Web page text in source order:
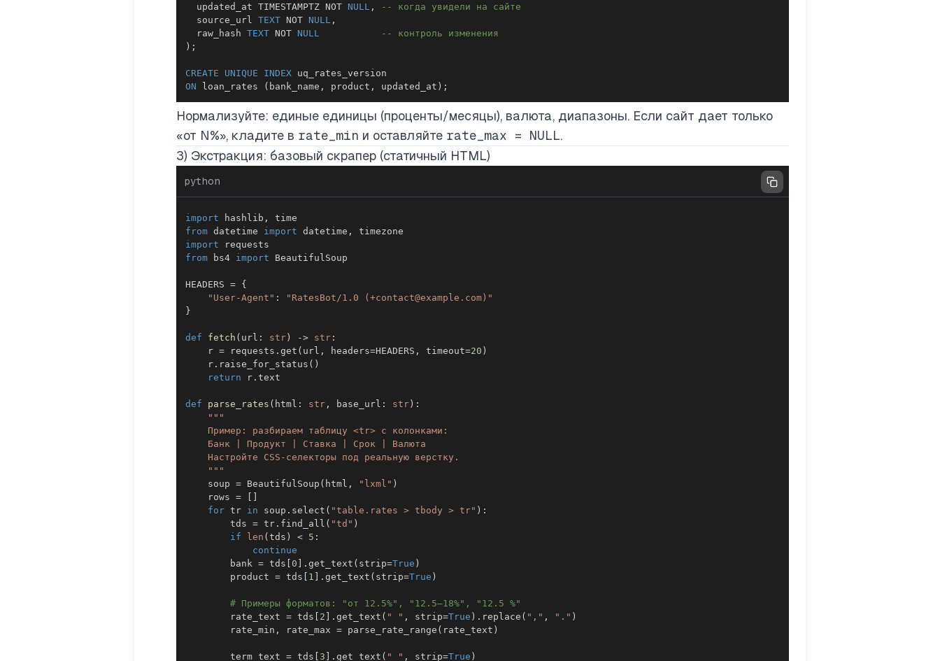
  updated_at TIMESTAMPTZ
NOT NULL ,
-- когда увидели на сайте
  source_url
TEXT NOT NULL ,
  raw_hash
TEXT NOT NULL
-- контроль изменения
) ;
CREATE UNIQUE INDEX
ON loan_rates ( bank_name , product , updated_at ) ;
Нормализуйте: единые единицы (проценты/месяцы), валюта, диапазоны. Если сайт дает только
«от N%», кладите в rate_min и оставляйте rate_max = NULL.
3) Экстракция: базовый скрапер (статичный HTML)
python
import hashlib ,
from datetime import datetime ,
import
from bs4 import
HEADERS = {
"User-Agent" :
"RatesBot/1.0 (+contact@example.com)"
}
def fetch ( url : str) -> str :
    r
= requests . get ( url , headers=HEADERS , timeout=20 )
    r
. raise_for_status ( )
return r .
def parse_rates ( html : str , base_url : str) :
    """
    soup
= BeautifulSoup ( html , "lxml" )
    rows
= [ ]
for tr in soup . select ( "table.rates > tbody > tr" ) :
        tds
= tr . find_all ( "td" )
if
len (tds ) < 5 :
continue
        bank
= tds [0 ] . get_text ( strip=True )
        product
= tds [ 1 ] . get_text ( strip=True )
# Примеры форматов: "от 12.5%", "12.5–18%", "12.5 %"
        rate_text
= tds [ 2 ] . get_text ( " " , strip=True ) . replace ( "," , "." )
        rate_min
, rate_max = parse_rate_range ( rate_text )
        term_text
= tds [ 3 ] . get_text ( " " , strip=True )